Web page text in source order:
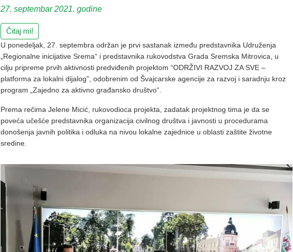
27. septembar 2021. godine
Čitaj mi!
U ponedeljak, 27. septembra održan je prvi sastanak između predstavnika Udruženja
„Regionalne inicijative Srema“ i predstavnika rukovodstva Grada Sremska Mitrovica, u
cilju pripreme prvih aktivnosti predviđenih projektom “ODRŽIVI RAZVOJ ZA SVE –
platforma za lokalni dijalog”, odobrenim od Švajcarske agencije za razvoj i saradnju kroz
program „Zajedno za aktivno građansko društvo“.
Prema rečima Jelene Micić, rukovodioca projekta, zadatak projektnog tima je da se
poveća učešće predstavnika organizacija civilnog društva i javnosti u procedurama
donošenja javnih politika i odluka na nivou lokalne zajednice u oblasti zaštite životne
sredine.